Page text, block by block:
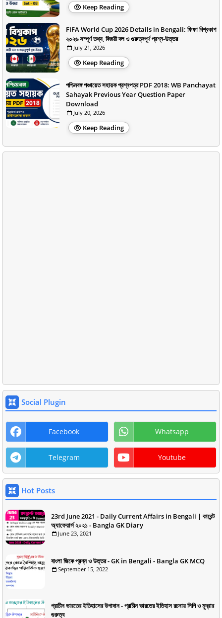
Keep Reading
FIFA World Cup 2026 Details in Bengali: ফিফা বিশ্বকাপ
২০২৬ সম্পূর্ণ তথ্য, বিজয়ী দল ও গুরুত্বপূর্ণ প্রশ্ন-উত্তর
July 21, 2026
Keep Reading
পশ্চিমবঙ্গ পঞ্চায়েত সহায়ক প্রশ্নপত্র PDF 2018: WB Panchayat
Sahayak Previous Year Question Paper
Download
July 20, 2026
Keep Reading
Social Plugin
Facebook Whatsapp
Telegram Youtube
Hot Posts
23rd June 2021 - Daily Current Affairs in Bengali | কারেন্ট
অ্যাফেয়ার্স ২০২১ - Bangla GK Diary
June 23, 2021
বাংলা জিকে প্রশ্ন ও উত্তর - GK in Bengali - Bangla GK MCQ
September 15, 2022
প্রাচীন ভারতের ইতিহাসের উপাদান - প্রাচীন ভারতের ইতিহাস রচনায় লিপি ও মুদ্রার
গুরুত্ব